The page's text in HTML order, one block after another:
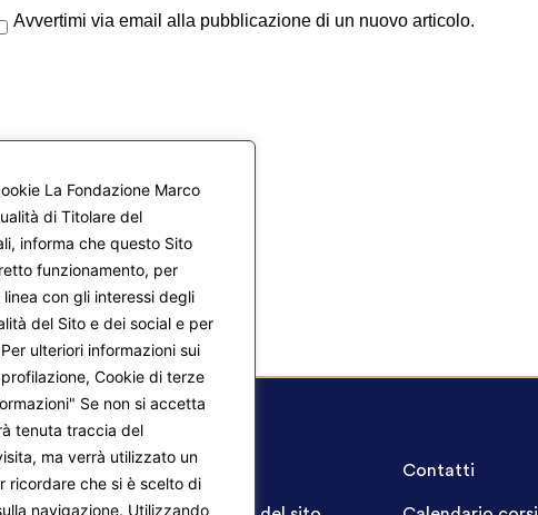
La Fondazione Marco
di Titolare del
informa che questo Sito
funzionamento, per
con gli interessi degli
del Sito e dei social e per
ulteriori informazioni sui
Cookie di terze
Se non si accetta
tenuta traccia del
ma verrà utilizzato un
ricordare che si è scelto di
navigazione. Utilizzando
Avvertimi via email alla pubblicazione di un nuovo articolo.
Contatti